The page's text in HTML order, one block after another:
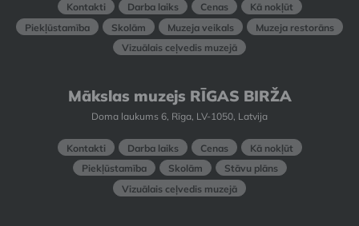
Kontakti Darba laiks Cenas
Kā nokļūt
Piekļūstamība
Skolām Muzeja veikals
Muzeja restorāns
Vizuālais ceļvedis muzejā
Mākslas muzejs RĪGAS BIRŽA
Doma laukums 6, Rīga, LV-1050, Latvija
Kontakti Darba laiks Cenas
Kā nokļūt
Piekļūstamība
Skolām
Stāvu plāns
Vizuālais ceļvedis muzejā